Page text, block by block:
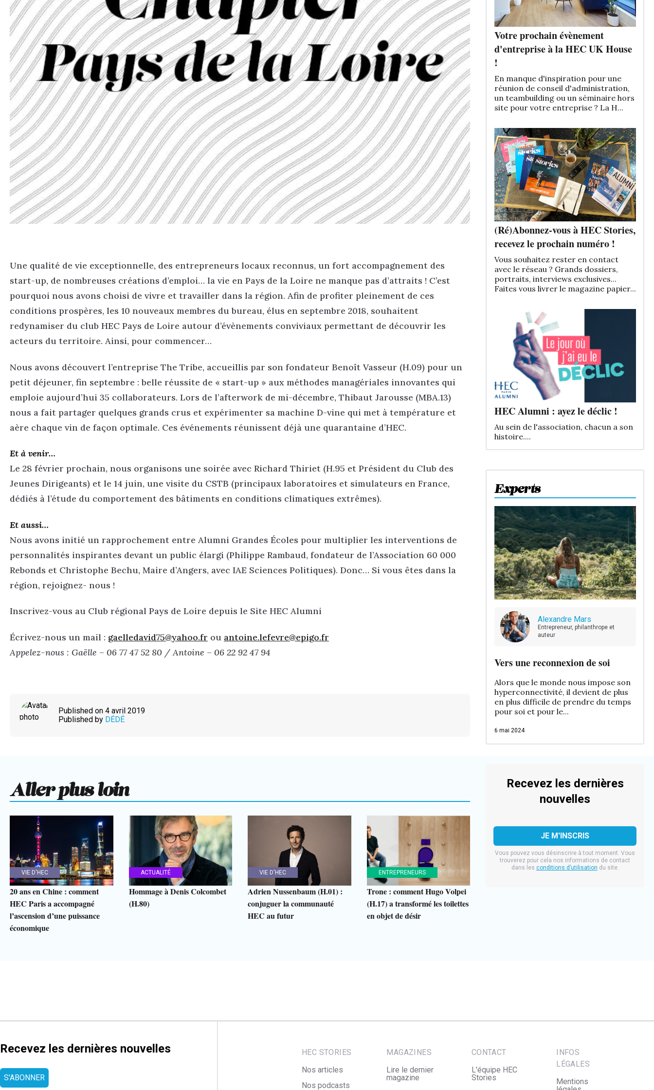
Une qualité de vie exceptionnelle, des entrepreneurs locaux reconnus, un fort accompagnement des
start-up, de nombreuses créations d’emploi… la vie en Pays de la Loire ne manque pas d’attraits ! C’est
pourquoi nous avons choisi de vivre et travailler dans la région. Afin de profiter pleinement de ces
conditions prospères, les 10 nouveaux membres du bureau, élus en septembre 2018, souhaitent
redynamiser du club HEC Pays de Loire autour d’évènements conviviaux permettant de découvrir les
acteurs du territoire. Ainsi, pour commencer…
Nous avons découvert l’entreprise The Tribe, accueillis par son fondateur Benoît Vasseur (H.09) pour un
petit déjeuner, fin septembre : belle réussite de « start-up » aux méthodes managériales innovantes qui
emploie aujourd’hui 35 collaborateurs. Lors de l’afterwork de mi-décembre, Thibaut Jarousse (MBA.13)
nous a fait partager quelques grands crus et expérimenter sa machine D-vine qui met à température et
aère chaque vin de façon optimale. Ces événements réunissent déjà une quarantaine d’HEC.
Et à venir…
Le 28 février prochain, nous organisons une soirée avec Richard Thiriet (H.95 et Président du Club des
Jeunes Dirigeants) et le 14 juin, une visite du CSTB (principaux laboratoires et simulateurs en France,
dédiés à l’étude du comportement des bâtiments en conditions climatiques extrêmes).
Et aussi…
Nous avons initié un rapprochement entre Alumni Grandes Écoles pour multiplier les interventions de
personnalités inspirantes devant un public élargi (Philippe Rambaud, fondateur de l’Association 60 000
Rebonds et Christophe Bechu, Maire d’Angers, avec IAE Sciences Politiques). Donc… Si vous êtes dans la
région, rejoignez- nous !
Inscrivez-vous au Club régional Pays de Loire depuis le Site HEC Alumni
Écrivez-nous un mail : gaelledavid75@yahoo.fr ou antoine.lefevre@epigo.fr
Appelez-nous : Gaëlle – 06 77 47 52 80 / Antoine – 06 22 92 47 94
Published on 4 avril 2019
Published by DÉDÉ
Aller plus loin
VIE D'HEC
20 ans en Chine : comment
HEC Paris a accompagné
l’ascension d’une puissance
économique
ACTUALITÉ
Hommage à Denis Colcombet
(H.80)
VIE D'HEC
Adrien Nussenbaum (H.01) :
conjuguer la communauté
HEC au futur
ENTREPRENEURS
Trone : comment Hugo Volpei
(H.17) a transformé les toilettes
en objet de désir
Experts
Alexandre Mars
Entrepreneur, philanthrope et
auteur
Vers une reconnexion de soi
Alors que le monde nous impose son
hyperconnectivité, il devient de plus
en plus difficile de prendre du temps
pour soi et pour le...
6 mai 2024
Recevez les dernières
nouvelles
Vous pouvez vous désinscrire à tout moment. Vous
trouverez pour cela nos informations de contact
dans les conditions d’utilisation du site.
Votre prochain évènement
d'entreprise à la HEC UK House
!
En manque d'inspiration pour une
réunion de conseil d'administration,
un teambuilding ou un séminaire hors
site pour votre entreprise ? La H...
(Ré)Abonnez-vous à HEC Stories,
recevez le prochain numéro !
Vous souhaitez rester en contact
avec le réseau ? Grands dossiers,
portraits, interviews exclusives...
Faites vous livrer le magazine papier...
HEC Alumni : ayez le déclic !
Au sein de l'association, chacun a son
histoire....
Recevez les dernières nouvelles
HEC STORIES
Nos articles
Nos podcasts
MAGAZINES
Lire le dernier
magazine
CONTACT
L'équipe HEC
Stories
INFOS
LÉGALES
Mentions